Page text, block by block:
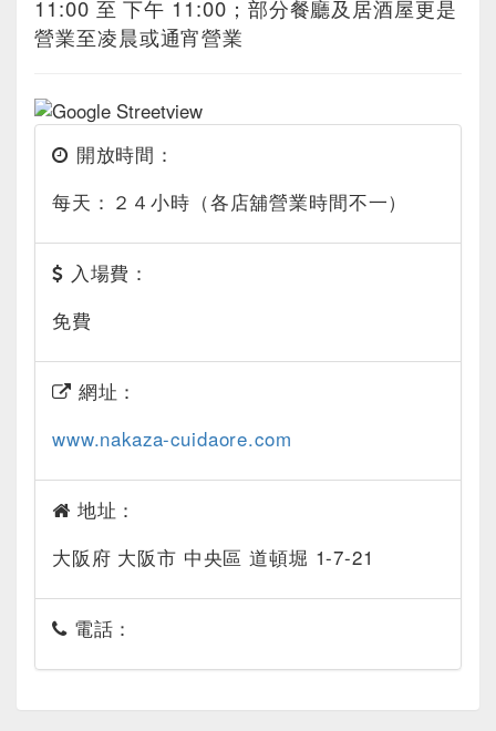
11:00 至 下午 11:00；部分餐廳及居酒屋更是
營業至凌晨或通宵營業
開放時間：
每天：２４小時（各店舖營業時間不一）
入場費：
免費
網址：
www.nakaza-cuidaore.com
地址：
大阪府 大阪市 中央區 道頓堀 1-7-21
電話：